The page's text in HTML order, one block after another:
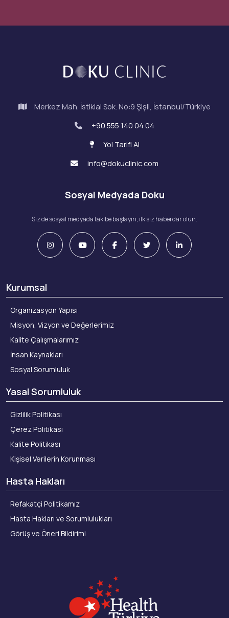
Merkez Mah. İstiklal Sok. No:9 Şişli, İstanbul/Türkiye
+90 555 140 04 04
Yol Tarifi Al
info@dokuclinic.com
Sosyal Medyada Doku
Siz de sosyal medyada takibe başlayın, ilk siz haberdar olun.
Kurumsal
Organizasyon Yapısı
Misyon, Vizyon ve Değerlerimiz
Kalite Çalışmalarımız
İnsan Kaynakları
Sosyal Sorumluluk
Yasal Sorumluluk
Gizlilik Politikası
Çerez Politikası
Kalite Politikası
Kişisel Verilerin Korunması
Hasta Hakları
Refakatçi Politikamız
Hasta Hakları ve Sorumlulukları
Görüş ve Öneri Bildirimi